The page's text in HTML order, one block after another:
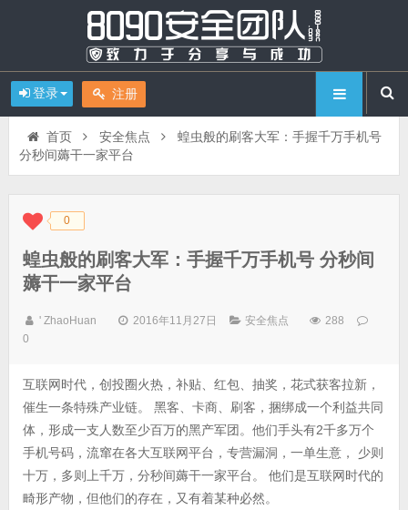
登录 注册
首页 安全焦点
蝗虫般的刷客大军：手握千万手机号
分秒间薅干一家平台
◆◆ 0
蝗虫般的刷客大军：手握千万手机号 分秒间
薅干一家平台
' ZhaoHuan 2016年11月27日 安全焦点
288
0
互联网时代，创投圈火热，补贴、红包、抽奖，花式获客拉新，
催生一条特殊产业链。 黑客、卡商、刷客，捆绑成一个利益共同
体，形成一支人数至少百万的黑产军团。他们手头有2千多万个
手机号码，流窜在各大互联网平台，专营漏洞，一单生意， 少则
十万，多则上千万，分秒间薅干一家平台。 他们是互联网时代的
畸形产物，但他们的存在，又有着某种必然。